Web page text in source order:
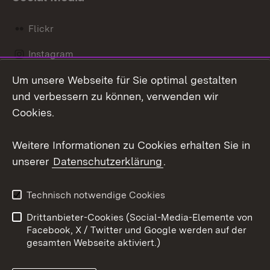
Flickr
Instagram
Social Wall
Barrierefreiheit
Benutzungshinweise
Impressum
Cookies
Um unsere Webseite für Sie optimal gestalten
und verbessern zu können, verwenden wir
Cookies.
Weitere Informationen zu Cookies erhalten Sie in
unserer Datenschutzerklärung.
Technisch notwendige Cookies
Drittanbieter-Cookies (Social-Media-Elemente von
Facebook, X / Twitter und Google werden auf der
gesamten Webseite aktiviert.)